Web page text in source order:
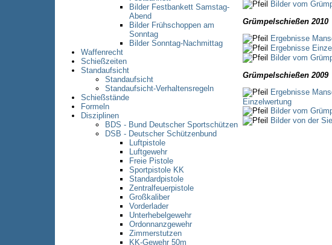
Bilder Festbankett Samstag-
Abend
Bilder Frühschoppen am
Sonntag
Bilder Sonntag-Nachmittag
Waffenrecht
Schießzeiten
Standaufsicht
Standaufsicht
Standaufsicht-Verhaltensregeln
Schießstände
Formeln
Disziplinen
BDS - Bund Deutscher Sportschützen
DSB - Deutscher Schützenbund
Luftpistole
Luftgewehr
Freie Pistole
Sportpistole KK
Standardpistole
Zentralfeuerpistole
Großkaliber
Vorderlader
Unterhebelgewehr
Ordonnanzgewehr
Zimmerstutzen
KK-Gewehr 50m
Bilder vom
Grümpelschießen 2010
Ergebnisse
Ergebnisse
Bilder vom
Grümpelschießen 2009
Ergebnisse
Einzelwertung
Bilder vom
Bilder von der